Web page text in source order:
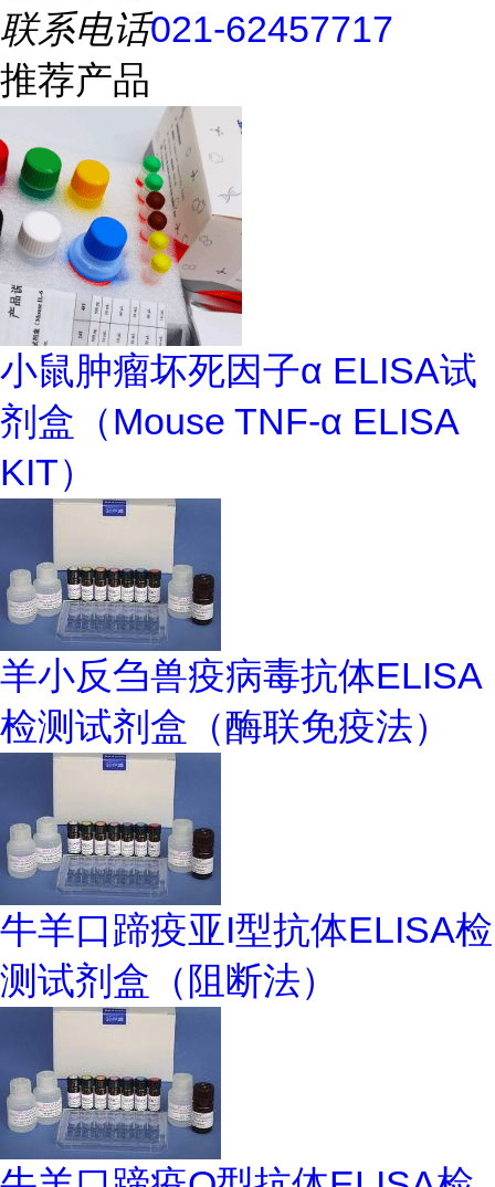
联系电话021-62457717
推荐产品
小鼠肿瘤坏死因子α ELISA试
剂盒（Mouse TNF-α ELISA
KIT）
羊小反刍兽疫病毒抗体ELISA
检测试剂盒（酶联免疫法）
牛羊口蹄疫亚I型抗体ELISA检
测试剂盒（阻断法）